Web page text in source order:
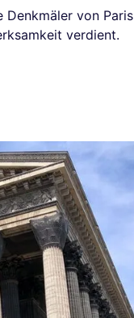
Denkmäler von Paris
verdient.